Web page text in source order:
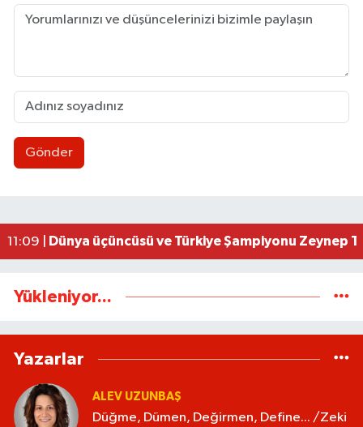
Gönder
23:02 |Ereğli’de feci kaza: 18 yaşındaki Miraç
11:09 |
Dünya üçüncüsü ve Türkiye Şampiyonu Zeynep
Yükleniyor...
Yazarlar
ALEV UZUNBAŞ
Düğme, Dümen, Değirmen, Define... /Zeki